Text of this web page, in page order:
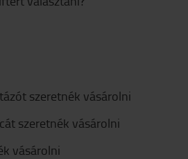
szeretnék vásárolni
szeretnék vásárolni
vásárolni